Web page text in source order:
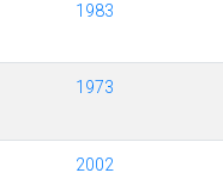
1983
1973
2002